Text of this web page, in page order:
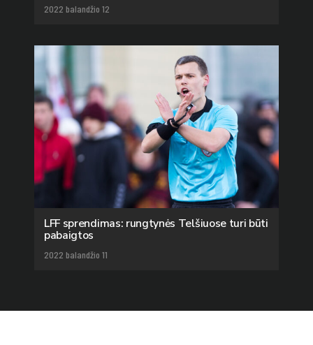
2022 balandžio 12
LFF sprendimas: rungtynės Telšiuose turi būti
pabaigtos
2022 balandžio 11